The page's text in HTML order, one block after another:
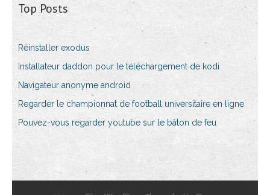
Top Posts
Réinstaller exodus
Installateur daddon pour le téléchargement de kodi
Navigateur anonyme android
Regarder le championnat de football universitaire en ligne
Pouvez-vous regarder youtube sur le bâton de feu